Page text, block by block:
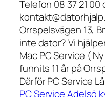
Telefon 08 37 21
Orrspelsvägen 13,
inte dator? Vi
Mac PC Service (
funnits 11 år på
Därför PC Service
PC Service Adelsö